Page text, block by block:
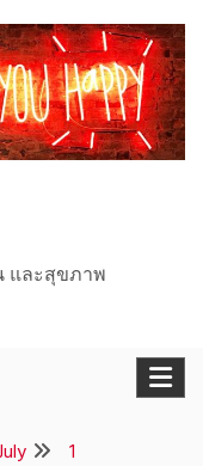
และสุขภาพ
1